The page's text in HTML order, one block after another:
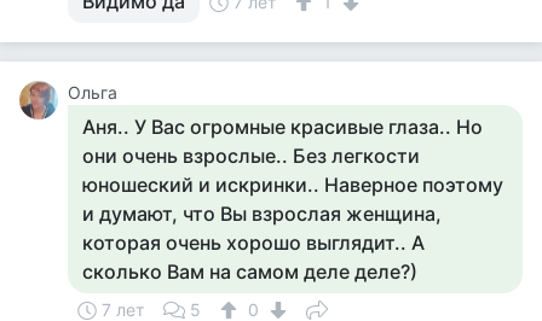
Ольга
Аня.. У Вас огромные красивые глаза.. Но
они очень взрослые.. Без легкости
юношеский и искринки.. Наверное поэтому
и думают, что Вы взрослая женщина,
которая очень хорошо выглядит.. А
сколько Вам на самом деле деле?)
7 лет 5 0